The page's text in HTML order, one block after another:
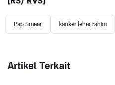
Pap Smear kanker leher rahim
Artikel Terkait